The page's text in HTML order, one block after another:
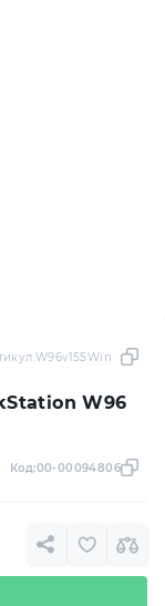
W96
W96v155Win
Код:00-00094806